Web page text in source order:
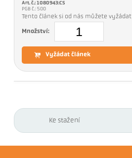
Art. č.: 1080943:CS
PGB č.: 500
Tento článek si od nás můžete vyžádat
Množství:
Vyžádat článek
Ke stažení